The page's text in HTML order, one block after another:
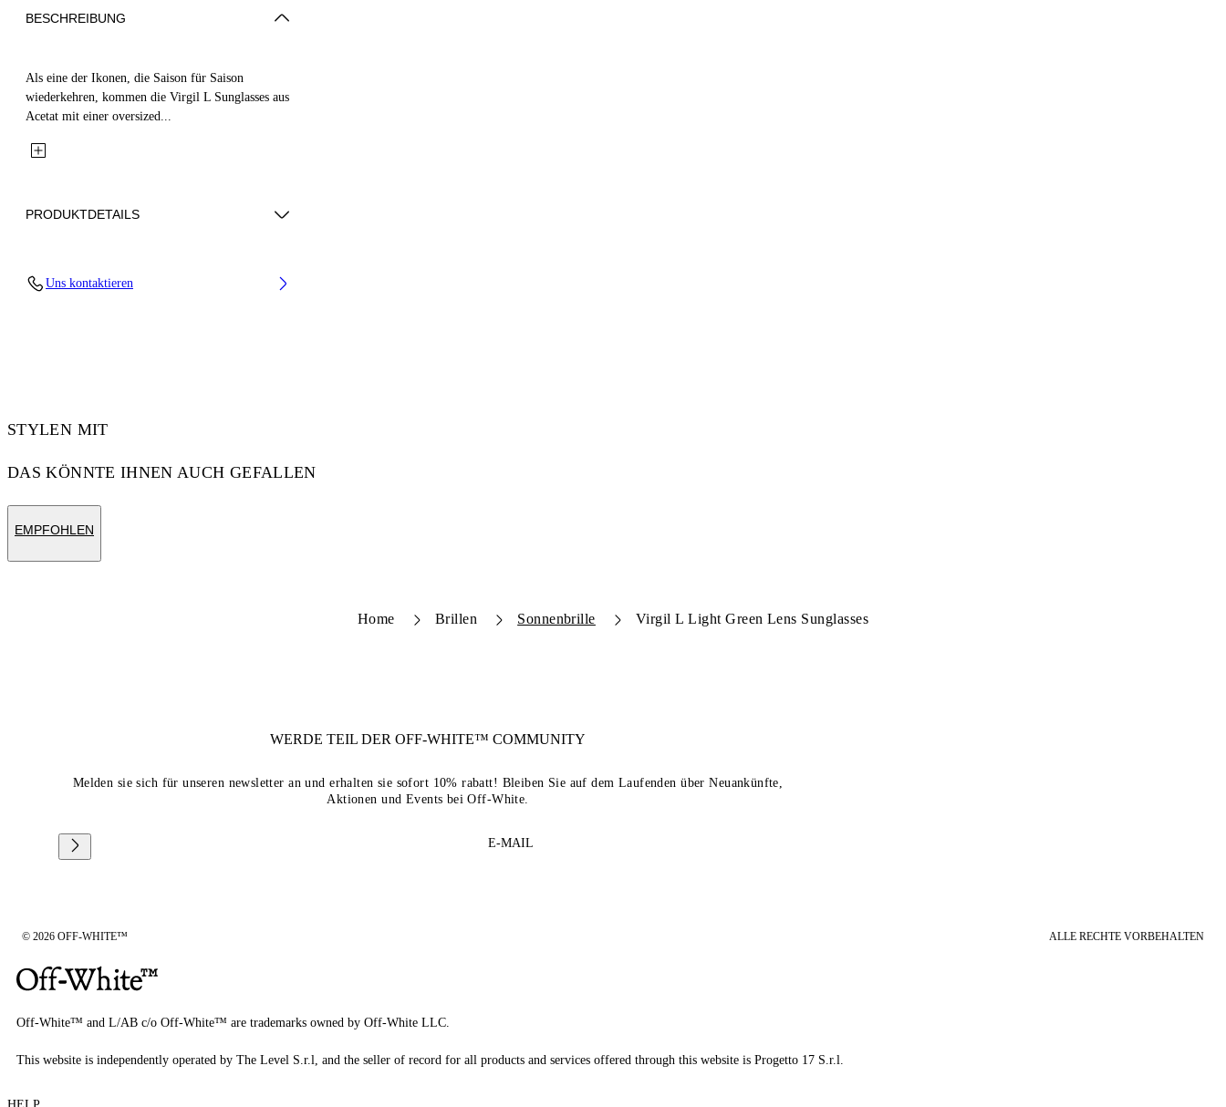
BESCHREIBUNG
Als eine der Ikonen, die Saison für Saison
wiederkehren, kommen die Virgil L Sunglasses aus
Acetat mit einer oversized...
PRODUKTDETAILS
Bridge Width: 22 mm
Uns kontaktieren
STYLEN MIT
DAS KÖNNTE IHNEN AUCH GEFALLEN
EMPFOHLEN
Home Brillen Sonnenbrille Virgil L Light Green Lens Sunglasses
WERDE TEIL DEROFF-WHITE™ COMMUNITY
Melden sie sich für unseren newsletter an und erhalten sie sofort 10% rabatt! Bleiben Sie auf dem Laufenden über Neuankünfte,
Aktionen und Events bei Off-White.
E-MAIL
© 2026 OFF-WHITE™ ALLE RECHTE VORBEHALTEN
Off-White™ and L/AB c/o Off-White™ are trademarks owned by Off-White LLC.
This website is independently operated by The Level S.r.l, and the seller of record for all products and services offered through this website is Progetto 17 S.r.l.